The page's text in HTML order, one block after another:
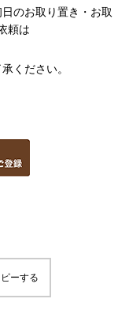
のお取り置き・お取
頼は
ください。
ーする